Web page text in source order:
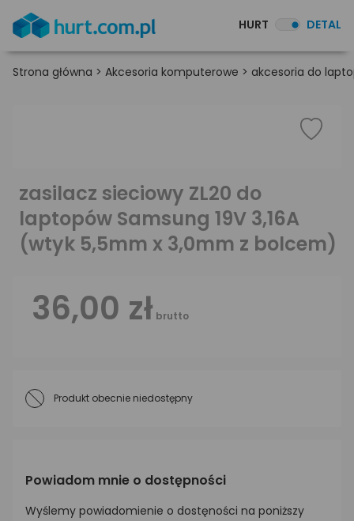
HURT DETAL
Strona główna > Akcesoria komputerowe > akcesoria do
zasilacz sieciowy ZL20 do
laptopów Samsung 19V 3,16A
(wtyk 5,5mm x 3,0mm z bolcem)
36,00 zł brutto
Produkt obecnie niedostępny
Powiadom mnie o dostępności
Wyślemy powiadomienie o dostęności na poniższy